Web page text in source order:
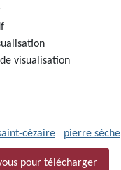
visualisation
cézaire pierre sèche
pour télécharger